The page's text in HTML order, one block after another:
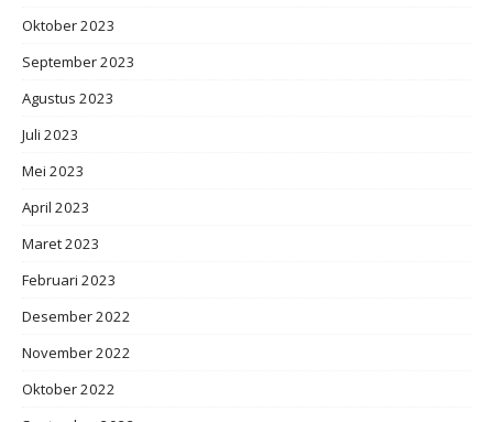
Oktober 2023
September 2023
Agustus 2023
Juli 2023
Mei 2023
April 2023
Maret 2023
Februari 2023
Desember 2022
November 2022
Oktober 2022